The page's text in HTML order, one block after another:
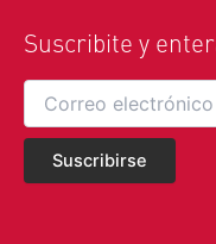
Suscribite y